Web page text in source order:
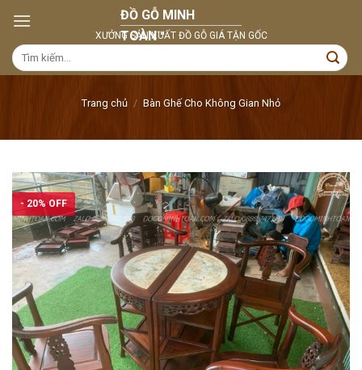
content
Tìm
kiếm:
Trang chủ / Bàn Ghế Cho Không Gian Nhỏ
- 20% OFF